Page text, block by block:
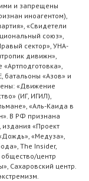
и запрещены
иноагентом),
«Свидетели
союз»,
сектор», УНА-
дивижн»,
батальоны «Азов» и
«Движение
(ИГ, ИГИЛ),
«Аль-Каида в
В РФ признана
издания «Проект
«Медуза»,
The Insider,
центр
Сахаровский центр.